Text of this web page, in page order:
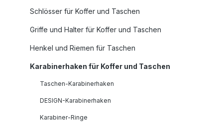
Schlösser für Koffer und Taschen
Griffe und Halter für Koffer und Taschen
Henkel und Riemen für Taschen
Karabinerhaken für Koffer und Taschen
Taschen-Karabinerhaken
DESIGN-Karabinerhaken
Karabiner-Ringe